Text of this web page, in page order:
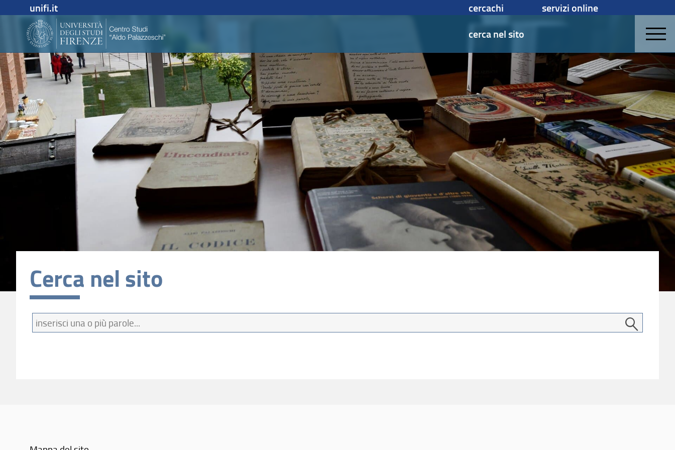
unifi.it cercachi
servizi online
cerca nel sito
Cerca nel sito
Termini
da